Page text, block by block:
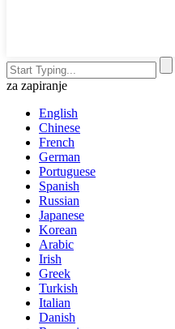
za zapiranje
English
Chinese
French
German
Portuguese
Spanish
Russian
Japanese
Korean
Arabic
Irish
Greek
Turkish
Italian
Danish